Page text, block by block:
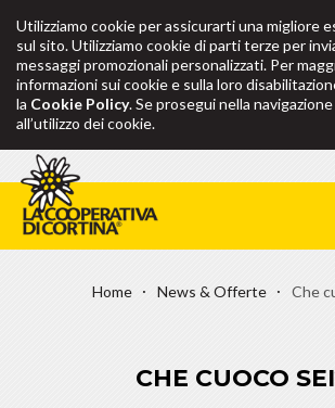
Utilizziamo cookie per assicurarti una migliore
sul sito. Utilizziamo cookie di parti terze per
messaggi promozionali personalizzati. Per
informazioni sui cookie e sulla loro
la Cookie Policy. Se prosegui nella
all’utilizzo dei cookie.
Home News & Offerte Che
CHE CUOCO